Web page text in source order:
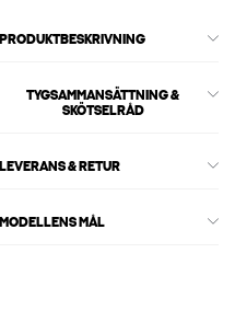
PRODUKTBESKRIVNING
TYGSAMMANSÄTTNING &
SKÖTSELRÅD
LEVERANS & RETUR
MODELLENS MÅL